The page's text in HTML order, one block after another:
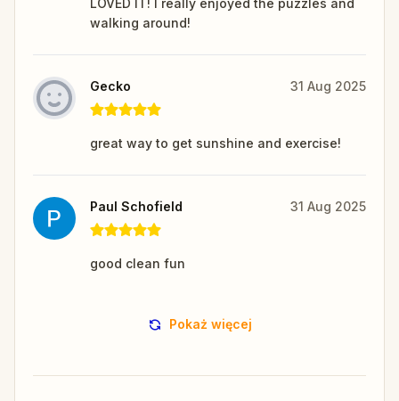
walking around!
Gecko 31 Aug 2025
great way to get sunshine and exercise!
Paul Schofield 31 Aug 2025
good clean fun
Pokaż więcej